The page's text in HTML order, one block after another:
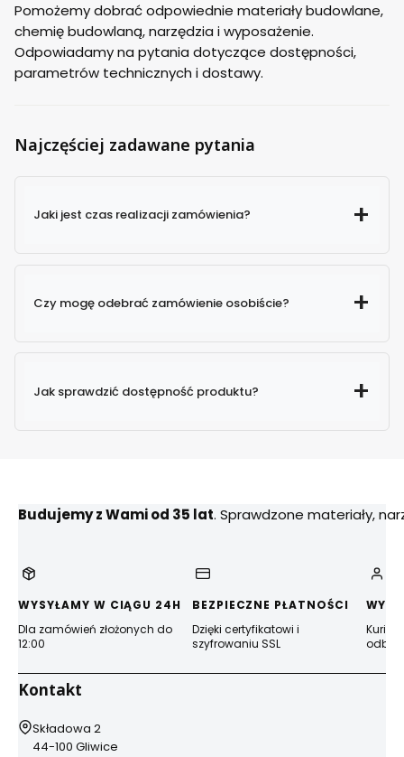
Pomożemy dobrać odpowiednie materiały budowlane,
chemię budowlaną, narzędzia i wyposażenie.
Odpowiadamy na pytania dotyczące dostępności,
parametrów technicznych i dostawy.
Najczęściej zadawane pytania
Jaki jest czas realizacji zamówienia?
Czy mogę odebrać zamówienie osobiście?
Jak sprawdzić dostępność produktu?
Budujemy z Wami od 35 lat. Sprawdzone materiały,
WYSYŁAMY W CIĄGU 24H
Dla zamówień złożonych do
12:00
BEZPIECZNE PŁATNOŚCI
Dzięki certyfikatowi i
szyfrowaniu SSL
Kontakt
Adres:
Składowa 2
44-100 Gliwice